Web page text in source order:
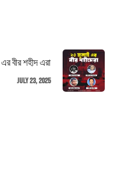
বীর শহীদ এরা
July 23, 2025